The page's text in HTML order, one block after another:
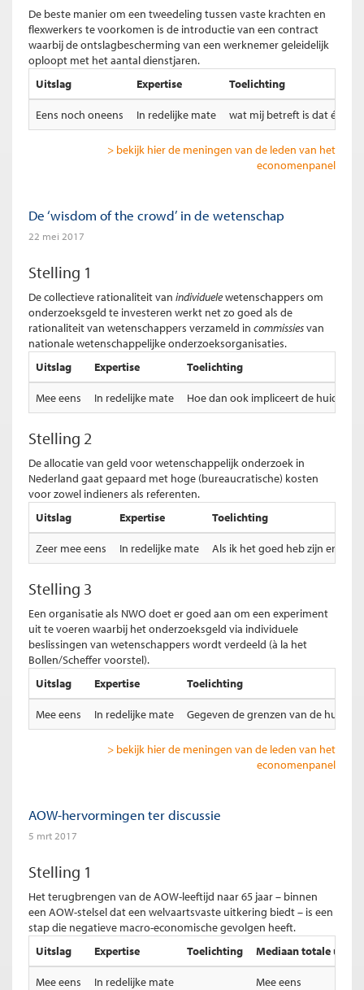
De beste manier om een tweedeling tussen vaste krachten en
flexwerkers te voorkomen is de introductie van een contract
waarbij de ontslagbescherming van een werknemer geleidelijk
oploopt met het aantal dienstjaren.
Uitslag
Expertise Toelichting
Eens noch oneens In redelijke mate wat mij betreft is dat één
> bekijk hier de meningen van de leden van het
economenpanel
De ‘wisdom of the crowd’ in de wetenschap
22 mei 2017
Stelling 1
De collectieve rationaliteit van individuelewetenschappers om
onderzoeksgeld te investeren werkt net zo goed als de
rationaliteit van wetenschappers verzameld in commissiesvan
nationale wetenschappelijke onderzoeksorganisaties.
Uitslag
Expertise Toelichting
Mee eens In redelijke mate Hoe dan ook impliceert de huidige
Stelling 2
De allocatie van geld voor wetenschappelijk onderzoek in
Nederland gaat gepaard met hoge (bureaucratische) kosten
voor zowel indieners als referenten.
Uitslag
Expertise Toelichting
Zeer mee eens In redelijke mate Als ik het goed heb zijn er dit
Stelling 3
Een organisatie als NWO doet er goed aan om een experiment
uit te voeren waarbij het onderzoeksgeld via individuele
beslissingen van wetenschappers wordt verdeeld (à la het
Bollen/Scheffer voorstel).
Uitslag
Expertise Toelichting
Mee eens In redelijke mate Gegeven de grenzen van de
> bekijk hier de meningen van de leden van het
economenpanel
AOW-hervormingen ter discussie
5 mrt 2017
Stelling 1
Het terugbrengen van de AOW-leeftijd naar 65 jaar – binnen
een AOW-stelsel dat een welvaartsvaste uitkering biedt – is een
stap die negatieve macro-economische gevolgen heeft.
Uitslag
Expertise Toelichting Mediaan totale
Mee eens In redelijke mate Mee eens